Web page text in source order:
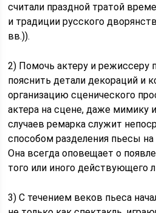
считали праздной тратой
и традиции русского
вв.)).
2) Помочь актеру и режиссеру
пояснить детали декораций и
организацию сценического
актера на сцене, даже мимику
случаев ремарка служит
способом разделения пьесы на
Она всегда оповещает о
того или иного действующего
3) С течением веков пьеса